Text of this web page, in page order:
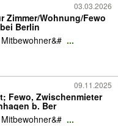
03.03.2026
Zimmer/Wohnung/Fewo
Berlin
...
09.11.2025
Fewo, Zwischenmieter
b. Ber
...